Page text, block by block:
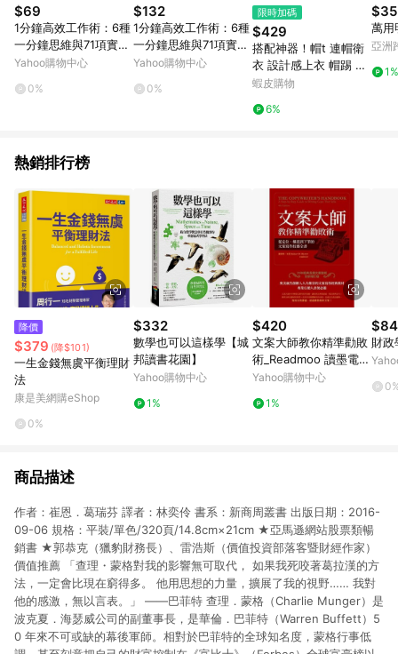
點數回饋或點數回饋有爭議，台灣樂天市場保有更改條款與法律
追訴之權利，活動詳情以樂天市場網站公告為準。
$69
1分鐘高效工作術：6種
一分鐘思維與71項實戰
心法，讓你工作提速、
手書_良好]
Yahoo購物中心
0%
$132
1分鐘高效工作術：6種
一分鐘思維與71項實戰
心法，讓你工作提速、
手書_良好]
Yahoo購物中心
0%
限時加碼
$429
搭配神器！帽t 連帽衛
衣 設計感上衣 帽踢 ov
ersize 長袖帽t 美式帽t
帽t 秋天穿搭
蝦皮購物
6%
$35
萬用
亞洲
1%
熱銷排行榜
降價
$379 (降$101)
一生金錢無虞平衡理財
法
康是美網購eShop
0%
$332
數學也可以這樣學【城
邦讀書花園】
Yahoo購物中心
1%
$420
文案大師教你精準勸敗
術_Readmoo 讀墨電子
書
Yahoo購物中心
1%
財
商品描述
作者：崔恩．葛瑞芬 譯者：林奕伶 書系：新商周叢書 出版日期：2016-
09-06 規格：平裝/單色/320頁/14.8cm×21cm ★亞馬遜網站股票類暢
銷書 ★郭恭克（獵豹財務長）、雷浩斯（價值投資部落客暨財經作家）
價值推薦 「查理・蒙格對我的影響無可取代， 如果我死咬著葛拉漢的方
法，一定會比現在窮得多。 他用思想的力量，擴展了我的視野…… 我對
他的感激，無以言表。」 ——巴菲特 查理．蒙格（Charlie Munger）是
波克夏．海瑟威公司的副董事長，是華倫．巴菲特（Warren Buffett）5
0 年來不可或缺的幕後軍師。相對於巴菲特的全球知名度，蒙格行事低